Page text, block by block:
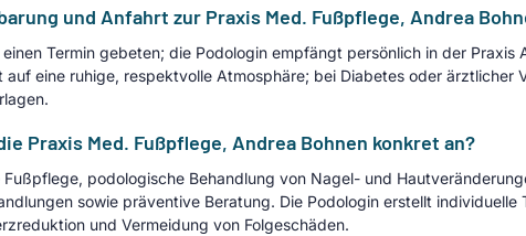
und Anfahrt zur Praxis Med. Fußpflege, Andrea
Termin gebeten; die Podologin empfängt persönlich in der Praxis
auf eine ruhige, respektvolle Atmosphäre; bei Diabetes oder ärztlicher
Praxis Med. Fußpflege, Andrea Bohnen konkret an?
podologische Behandlung von Nagel- und
sowie präventive Beratung. Die Podologin erstellt
und Vermeidung von Folgeschäden.